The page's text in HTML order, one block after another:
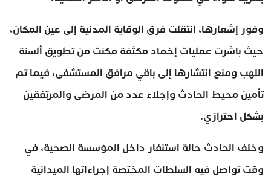
وفور إشعارها، انتقلت فرق الوقاية المدنية إلى عين المكان،
حيث باشرت عمليات إخماد مكثفة مكنت من تطويق ألسنة
اللهب ومنع انتشارها إلى باقي مرافق المستشفى، فيما تم
تأمين محيط الحادث وإجلاء عدد من المرضى والمرتفقين
بشكل احترازي.
وخلف الحادث حالة استنفار داخل المؤسسة الصحية، في
وقت تواصل فيه السلطات المختصة إجراءاتها الميدانية